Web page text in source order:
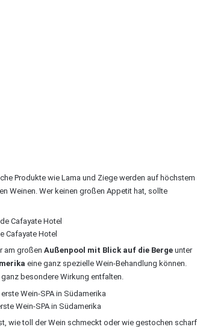
Produkte wie Lama und Ziege werden auf höchstem
Weinen. Wer keinen großen Appetit hat, sollte
Cafayate Hotel
am großen Außenpool mit Blick auf die Berge unter
eine ganz spezielle Wein-Behandlung können.
besondere Wirkung entfalten.
Wein-SPA in Südamerika
wie toll der Wein schmeckt oder wie gestochen scharf